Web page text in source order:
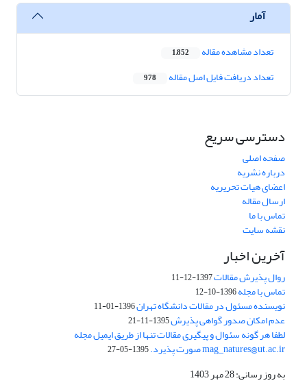
آمار
تعداد مشاهده مقاله 1,852
تعداد دریافت فایل اصل مقاله 978
دسترسی سریع
صفحه اصلی
درباره نشریه
اعضای هیات تحریریه
ارسال مقاله
تماس با ما
نقشه سایت
آخرین اخبار
روال پذیرش مقالات1397-12-11
تماس با مجله1396-10-12
نویسنده مسئول در مقالات دانشگاه تهران1396-01-11
عدم امکان صدور گواهی پذیرش1395-11-21
لطفا هر گونه سئوال و پیگیری مقالات تنها از طریق ایمیل مجله
mag_natures@ut.ac.ir صورت پذیرد. 1395-05-27
به روز رسانی: 28 مهر 1403